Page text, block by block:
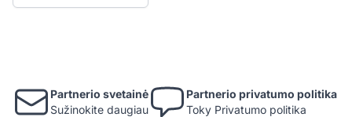
Partnerio svetainė
Sužinokite daugiau
Partnerio privatumo politika
Toky Privatumo politika